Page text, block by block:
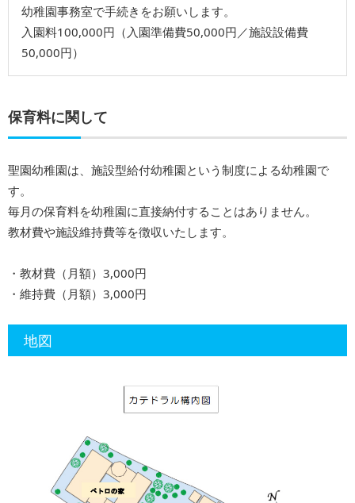
幼稚園事務室で⼿続きをお願いします。
⼊園料100,000円（⼊園準備費50,000円／施設設備費
50,000円）
保育料に関して
聖園幼稚園は、施設型給付幼稚園という制度による幼稚園で
す。
毎月の保育料を幼稚園に直接納付することはありません。
教材費や施設維持費等を徴収いたします。
・教材費（⽉額）3,000円
・維持費（⽉額）3,000円
地図